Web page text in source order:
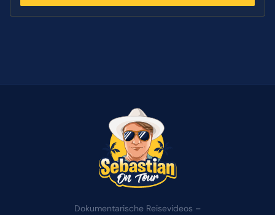
Dokumentarische Reisevideos –